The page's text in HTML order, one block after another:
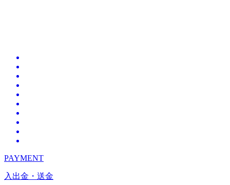
PAYMENT
入出金・送金